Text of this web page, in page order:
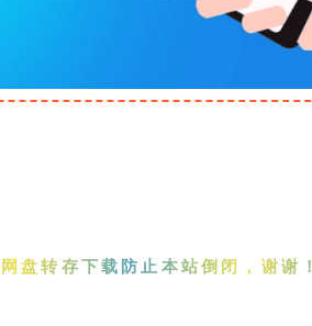
存下载防止本站倒闭，谢谢！！！